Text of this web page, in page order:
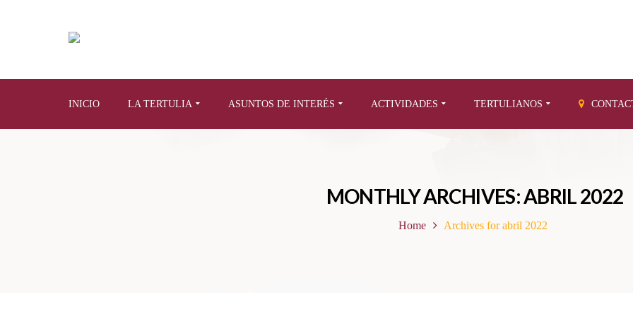
INICIO LA TERTULIA ASUNTOS DE INTERÉS ACTIVIDADES TERTULIANOS
MONTHLY ARCHIVES: ABRIL 2022
Home Archives for abril 2022